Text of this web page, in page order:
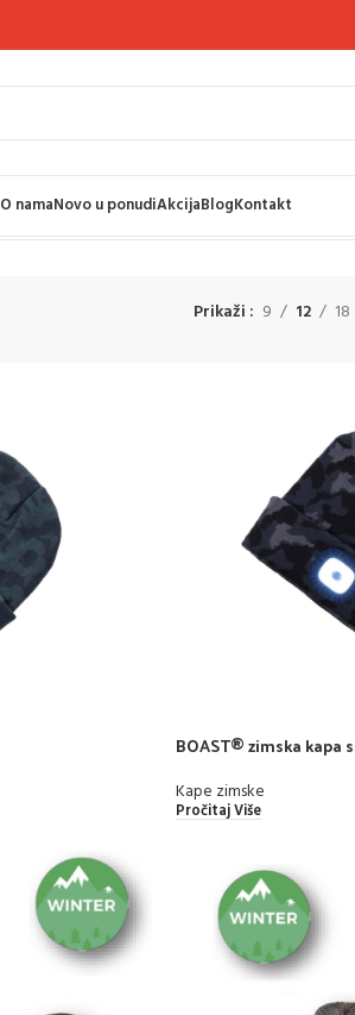
O namaNovo u ponudiAkcijaBlogKontakt
Prikaži 9 12 18
BOAST® zimska kapa
Kape zimske
Pročitaj Više